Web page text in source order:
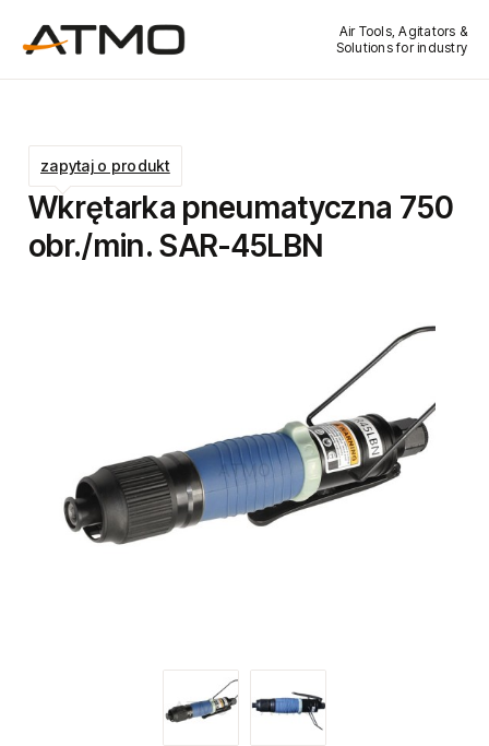
Air Tools, Agitators &
Solutions for industry
Wkrętarka pneumatyczna 750
obr./min. SAR-45LBN
zapytaj o produkt